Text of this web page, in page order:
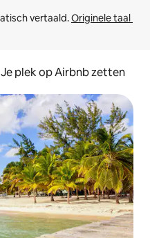
vertaald. Originele taal
Je plek op Airbnb zetten